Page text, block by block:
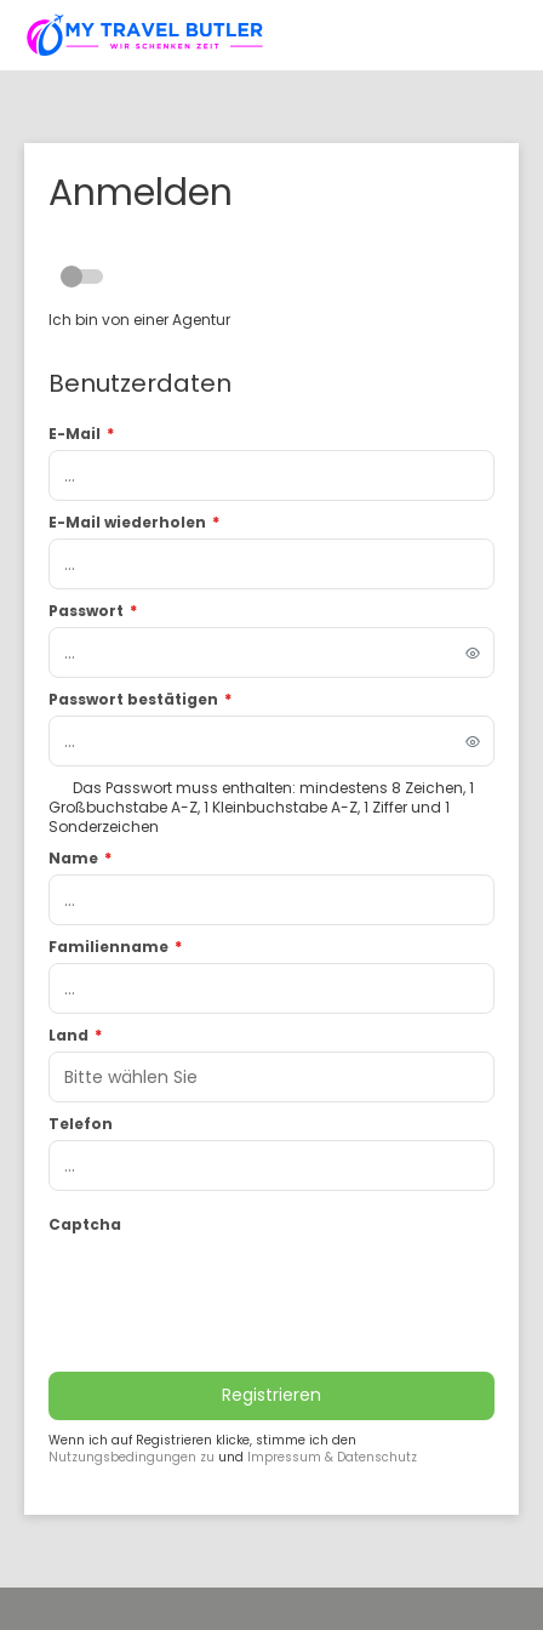
Anmelden
Ich bin von einer Agentur
Benutzerdaten
E-Mail *
E-Mail wiederholen *
Passwort *
Passwort bestätigen *
Das Passwort muss enthalten: mindestens 8 Zeichen, 1
Großbuchstabe A-Z, 1 Kleinbuchstabe A-Z, 1 Ziffer und 1
Sonderzeichen
Name *
Familienname *
Land *
Telefon
Captcha
Registrieren
Wenn ich auf Registrieren klicke, stimme ich den
Nutzungsbedingungen zu und Impressum & Datenschutz